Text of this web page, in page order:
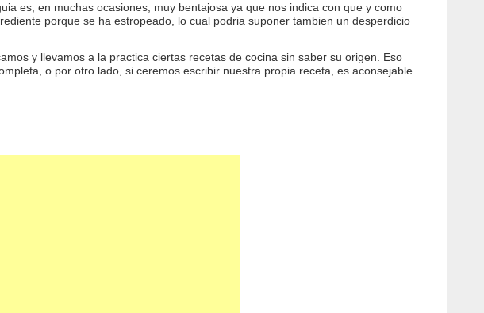
es, en muchas ocasiones, muy bentajosa ya que nos indica con que y como
porque se ha estropeado, lo cual podria suponer tambien un desperdicio
y llevamos a la practica ciertas recetas de cocina sin saber su origen. Eso
o por otro lado, si ceremos escribir nuestra propia receta, es aconsejable